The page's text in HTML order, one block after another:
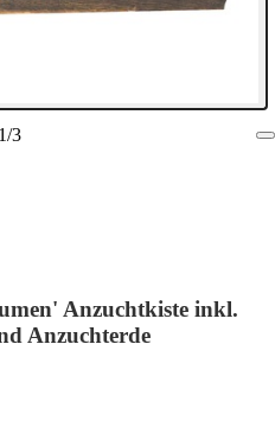
1/3
Anzuchtkiste inkl.
Anzuchterde